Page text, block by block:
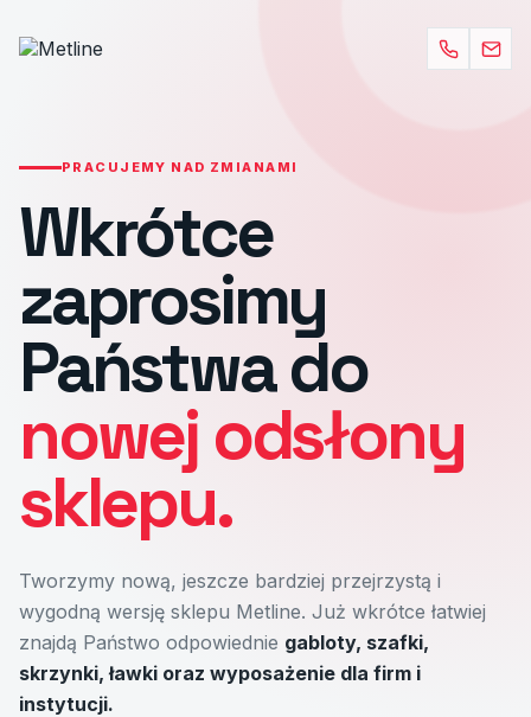
PRACUJEMY NAD ZMIANAMI
Wkrótce
zaprosimy
Państwa do
nowej odsłony
sklepu.
Tworzymy nową, jeszcze bardziej przejrzystą i
wygodną wersję sklepu Metline. Już wkrótce łatwiej
znajdą Państwo odpowiednie gabloty, szafki,
skrzynki, ławki oraz wyposażenie dla firm i
instytucji.